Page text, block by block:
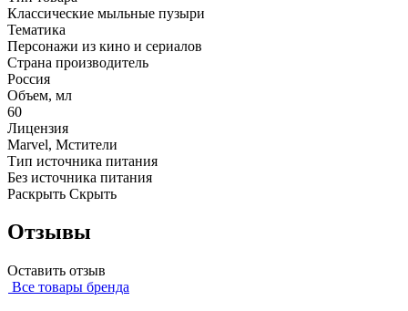
Классические мыльные пузыри
Тематика
Персонажи из кино и сериалов
Страна производитель
Россия
Объем, мл
60
Лицензия
Marvel, Мстители
Тип источника питания
Без источника питания
Раскрыть Скрыть
Отзывы
Оставить отзыв
Все товары бренда